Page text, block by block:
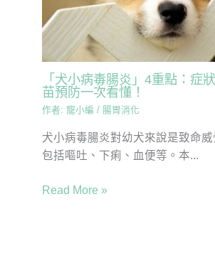
「犬小病毒腸炎」4重點：症
苗預防一次看懂！
作者: 寵小編 / 腸胃消化
犬小病毒腸炎對幼犬來說是致命
包括嘔吐、下痢、血便等。本...
Read More »